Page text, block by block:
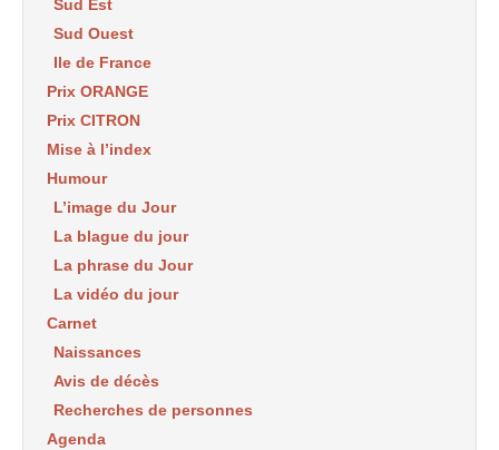
Sud Est
Sud Ouest
Ile de France
Prix ORANGE
Prix CITRON
Mise à l’index
Humour
L’image du Jour
La blague du jour
La phrase du Jour
La vidéo du jour
Carnet
Naissances
Avis de décès
Recherches de personnes
Agenda